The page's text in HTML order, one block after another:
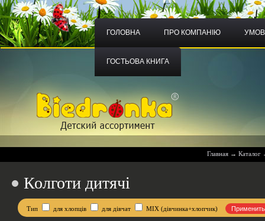
ГОЛОВНА ПРО КОМПАНІЮ
ГОСТЬОВА КНИГА
Главная →Каталог
Колготи дитячі
Тип для хлопців для дівчат MIX (дівчинка+хлопчик)